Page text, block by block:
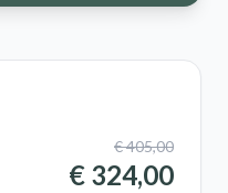
€ 405,00
€ 324,00